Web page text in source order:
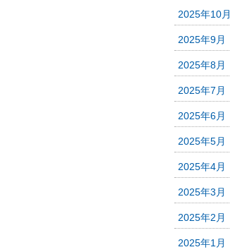
2025年10月
2025年9月
2025年8月
2025年7月
2025年6月
2025年5月
2025年4月
2025年3月
2025年2月
2025年1月